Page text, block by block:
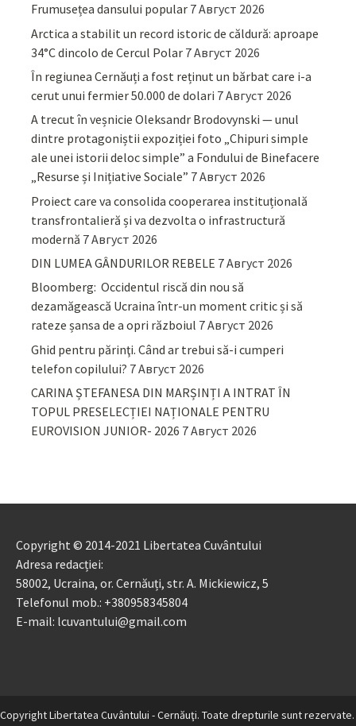
Frumusețea dansului popular 7 Август 2026
Arctica a stabilit un record istoric de căldură: aproape
34°C dincolo de Cercul Polar 7 Август 2026
În regiunea Cernăuți a fost reținut un bărbat care i-a
cerut unui fermier 50.000 de dolari 7 Август 2026
A trecut în veșnicie Oleksandr Brodovynski — unul
dintre protagoniștii expoziției foto „Chipuri simple
ale unei istorii deloc simple” a Fondului de Binefacere
„Resurse și Inițiative Sociale” 7 Август 2026
Proiect care va consolida cooperarea instituțională
transfrontalieră și va dezvolta o infrastructură
modernă 7 Август 2026
DIN LUMEA GÂNDURILOR REBELE 7 Август 2026
Bloomberg: Occidentul riscă din nou să
dezamăgească Ucraina într-un moment critic și să
rateze șansa de a opri războiul 7 Август 2026
Ghid pentru părinţi. Când ar trebui să-i cumperi
telefon copilului? 7 Август 2026
CARINA ȘTEFANESA DIN MARȘINȚI A INTRAT ÎN
TOPUL PRESELECȚIEI NAȚIONALE PENTRU
EUROVISION JUNIOR- 2026 7 Август 2026
Copyright © 2014-2021 Libertatea Cuvântului
Adresa redacției:
58002, Ucraina, or. Cernăuți, str. A. Mickiewicz, 5
Telefonul mob.: +380958345804
E-mail: lcuvantului@gmail.com
Copyright Libertatea Cuvântului - Cernăuţi. Toate drepturile sunt rezervate.